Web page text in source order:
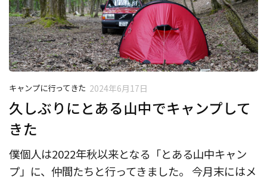
キャンプに行ってきた 2024年6月17日
久しぶりにとある山中でキャンプして
きた
僕個人は2022年秋以来となる「とある山中キャン
プ」に、仲間たちと行ってきました。 今月末にはメ